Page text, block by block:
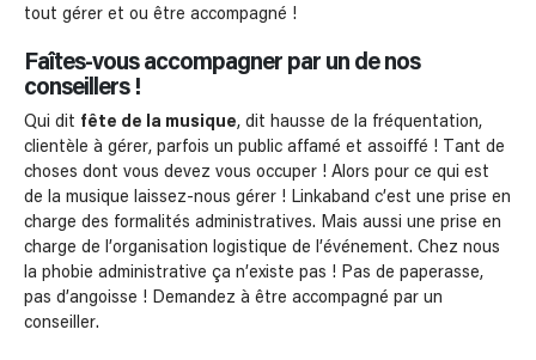
tout gérer et ou être accompagné !
Faîtes-vous accompagner par un de nos
conseillers !
Qui dit fête de la musique, dit hausse de la fréquentation,
clientèle à gérer, parfois un public affamé et assoiffé ! Tant de
choses dont vous devez vous occuper ! Alors pour ce qui est
de la musique laissez-nous gérer ! Linkaband c’est une prise en
charge des formalités administratives. Mais aussi une prise en
charge de l’organisation logistique de l’événement. Chez nous
la phobie administrative ça n’existe pas ! Pas de paperasse,
pas d’angoisse ! Demandez à être accompagné par un
conseiller.